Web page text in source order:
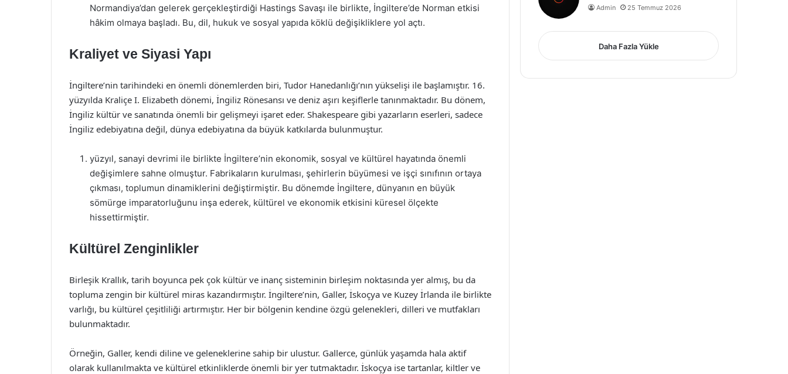
Normandiya’dan gelerek gerçekleştirdiği Hastings Savaşı ile birlikte, İngiltere’de Norman etkisi
hâkim olmaya başladı. Bu, dil, hukuk ve sosyal yapıda köklü değişikliklere yol açtı.
Kraliyet ve Siyasi Yapı
İngiltere’nin tarihindeki en önemli dönemlerden biri, Tudor Hanedanlığı’nın yükselişi ile başlamıştır. 16.
yüzyılda Kraliçe I. Elizabeth dönemi, İngiliz Rönesansı ve deniz aşırı keşiflerle tanınmaktadır. Bu dönem,
İngiliz kültür ve sanatında önemli bir gelişmeyi işaret eder. Shakespeare gibi yazarların eserleri, sadece
İngiliz edebiyatına değil, dünya edebiyatına da büyük katkılarda bulunmuştur.
yüzyıl, sanayi devrimi ile birlikte İngiltere’nin ekonomik, sosyal ve kültürel hayatında önemli
değişimlere sahne olmuştur. Fabrikaların kurulması, şehirlerin büyümesi ve işçi sınıfının ortaya
çıkması, toplumun dinamiklerini değiştirmiştir. Bu dönemde İngiltere, dünyanın en büyük
sömürge imparatorluğunu inşa ederek, kültürel ve ekonomik etkisini küresel ölçekte
hissettirmiştir.
Kültürel Zenginlikler
Birleşik Krallık, tarih boyunca pek çok kültür ve inanç sisteminin birleşim noktasında yer almış, bu da
topluma zengin bir kültürel miras kazandırmıştır. İngiltere’nin, Galler, İskoçya ve Kuzey İrlanda ile birlikte
varlığı, bu kültürel çeşitliliği artırmıştır. Her bir bölgenin kendine özgü gelenekleri, dilleri ve mutfakları
bulunmaktadır.
Örneğin, Galler, kendi diline ve geleneklerine sahip bir ulustur. Gallerce, günlük yaşamda hala aktif
olarak kullanılmakta ve kültürel etkinliklerde önemli bir yer tutmaktadır. İskoçya ise tartanlar, kiltler ve
Admin 25 Temmuz 2026
Daha Fazla Yükle